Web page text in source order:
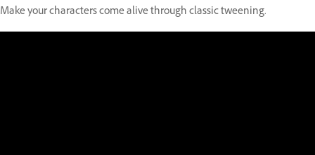
Make your characters come alive through classic tweening.